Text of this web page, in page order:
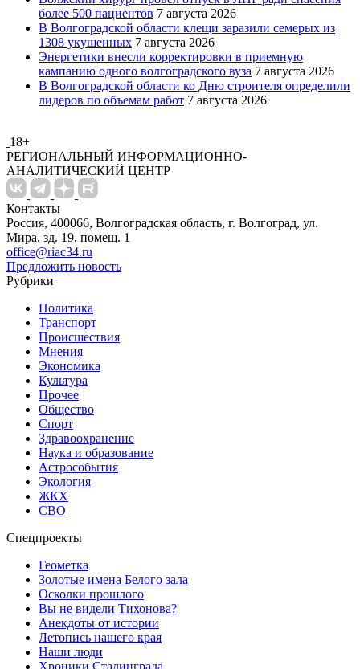
более 500 пациентов 7 августа 2026
В Волгоградской области клещи заразили семерых из
1308 укушенных 7 августа 2026
Энергетики внесли корректировки в приемную
кампанию одного волгоградского вуза 7 августа 2026
В Волгоградской области ко Дню строителя определили
лидеров по объемам работ 7 августа 2026
18+
РЕГИОНАЛЬНЫЙ ИНФОРМАЦИОННО-
АНАЛИТИЧЕСКИЙ ЦЕНТР
Контакты
Россия, 400066, Волгоградская область, г. Волгоград, ул.
Мира, зд. 19, помещ. 1
office@riac34.ru
Предложить новость
Рубрики
Политика
Транспорт
Происшествия
Мнения
Экономика
Культура
Прочее
Общество
Спорт
Здравоохранение
Наука и образование
Астрособытия
Экология
ЖКХ
СВО
Спецпроекты
Геометка
Золотые имена Белого зала
Осколки прошлого
Вы не видели Тихонова?
Анекдоты от истории
Летопись нашего края
Наши люди
Хроники Сталинграда